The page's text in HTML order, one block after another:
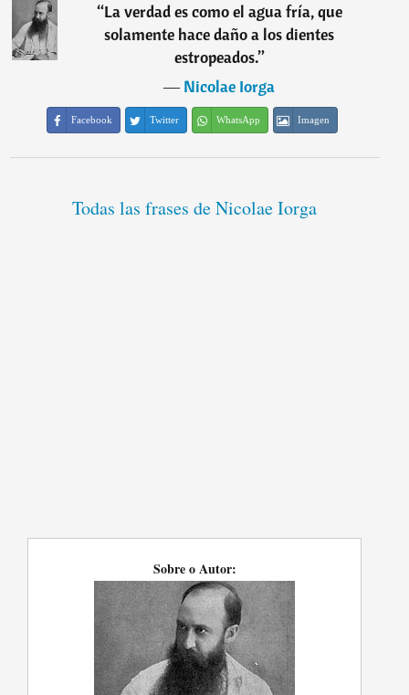
“La verdad es como el agua fría, que
solamente hace daño a los dientes
estropeados.”
―Nicolae Iorga
Facebook Twitter WhatsApp Imagen
Todas las frases de Nicolae Iorga
Sobre o Autor: